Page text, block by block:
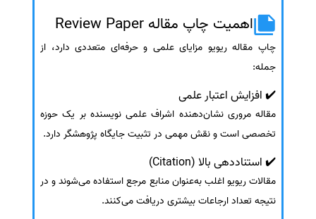
اهمیت چاپ مقاله Review Paper
چاپ مقاله ریویو مزایای علمی و حرفه‌ای متعددی دارد، از
جمله:
✔️ افزایش اعتبار علمی
مقاله مروری نشان‌دهنده اشراف علمی نویسنده بر یک حوزه
تخصصی است و نقش مهمی در تثبیت جایگاه پژوهشگر دارد.
✔️ استناددهی بالا (Citation)
مقالات ریویو اغلب به‌عنوان منابع مرجع استفاده می‌شوند و در
نتیجه تعداد ارجاعات بیشتری دریافت می‌کنند.